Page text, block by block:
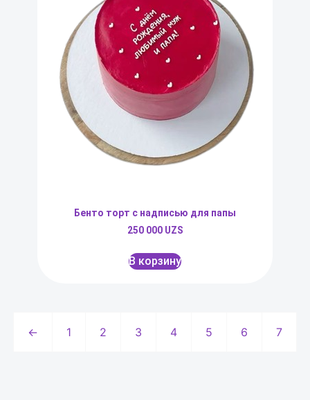
Бенто торт с надписью для папы
250 000 UZS
В корзину
← 1 2 3 4 5 6 7